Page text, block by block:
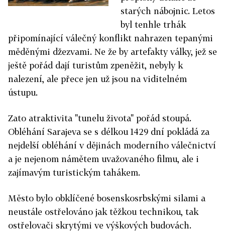
starých nábojnic. Letos
byl tenhle trhák
připomínající válečný konflikt nahrazen tepanými
měděnými džezvami. Ne že by artefakty války, jež se
ještě pořád dají turistům zpeněžit, nebyly k
nalezení, ale přece jen už jsou na viditelném
ústupu.
Zato atraktivita "tunelu života" pořád stoupá.
Obléhání Sarajeva se s délkou 1429 dní pokládá za
nejdelší obléhání v dějinách moderního válečnictví
a je nejenom námětem uvažovaného filmu, ale i
zajímavým turistickým tahákem.
Město bylo obklíčené bosenskosrbskými silami a
neustále ostřelováno jak těžkou technikou, tak
ostřelovači skrytými ve výškových budovách.